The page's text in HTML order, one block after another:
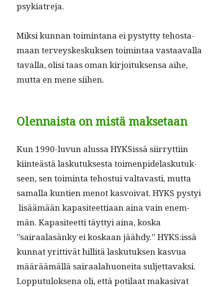
psykiatreja.
Mik­si kun­nan toim­intana ei pystyt­ty tehosta­
maan ter­veyskeskuk­sen toim­intaa vas­taaval­la
taval­la, olisi taas oman kir­joituk­sen­sa aihe,
mut­ta en mene siihen.
Olennaista on mistä maksetaan
Kun 1990-luvun alus­sa HYK­Sis­sä siir­ryt­ti­in
kiin­teästä lasku­tuk­ses­ta toimen­pide­lasku­tuk­
seen, sen toim­inta tehos­tui val­tavasti, mut­ta
samal­la kun­tien menot kasvoivat. HYKS pystyi
lisäämään kap­a­siteet­ti­aan aina vain enem­
män. Kap­a­siteet­ti täyt­tyi aina, kos­ka
”sairaalasänky ei koskaan jäähdy.” HYKS:issä
kun­nat yrit­tivät hillitä lasku­tuk­sen kasvua
määräämäl­lä sairaalahuonei­ta sul­jet­tavak­si.
Lop­putu­lok­se­na oli, että poti­laat maka­si­vat